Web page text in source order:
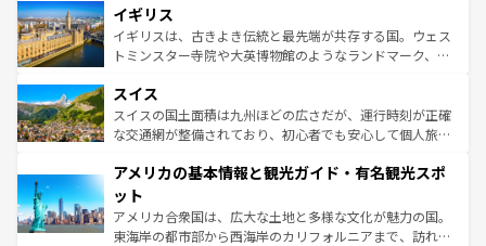
香り高いラベンダー畑など、多彩な楽しみ方が可能だ。さ
らに、パリ以外の地域にも魅力が溢れており、どの街角に
も豊かな歴史と文化が息づいている。パリ以外の個性あふ
を参照してほしい。
顔を持つこの国は、どこを歩いても飽きることがない。ベ
ルリンの文化的活気、バイエルン州のアルプスの絶景、そ
してライン川沿いのワイン畑といった風景は必見。ビール
は、お酒好きな人にはぜひ体験してほしい。 なお、新着の
ドイツ情報はコンテンツ一覧を参照してほしい。
イギリス
イギリスは、古きよき伝統と最先端が共存する国。ウェス
トミンスター寺院や大英博物館のようなランドマーク、歴
リアごとに異なる魅力がある。また、優雅なアフタヌーン
ティー、ビール好きにはたまらない英国パブ、サッカー観
戦など、本場だからこそできる体験も豊富。イギリスを旅
ンツ一覧を参照してほしい。
スイス
スイスの国土面積は九州ほどの広さだが、運行時刻が正確
な交通網が整備されており、初心者でも安心して個人旅行
の建物がそのまま残る町や、スイスならではのユニークな
博物館もあり、アルプス観光だけでなく町歩きも満喫する
ことができる。国民の所得が高いため物価も高いが、旅行
者向けの交通パス提供のサービスもあり、うまく活用すれ
アメリカの基本情報と観光ガイド・有名観光スポ
ット
アメリカ合衆国は、広大な土地と多様な文化が魅力の国。
東海岸の都市部から西海岸のカリフォルニアまで、訪れる